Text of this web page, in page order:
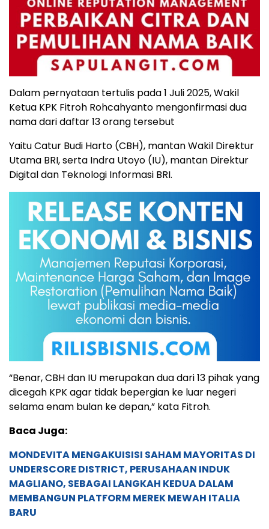
Dalam pernyataan tertulis pada 1 Juli 2025, Wakil
Ketua KPK Fitroh Rohcahyanto mengonfirmasi dua
nama dari daftar 13 orang tersebut
Yaitu Catur Budi Harto (CBH), mantan Wakil Direktur
Utama BRI, serta Indra Utoyo (IU), mantan Direktur
Digital dan Teknologi Informasi BRI.
“Benar, CBH dan IU merupakan dua dari 13 pihak yang
dicegah KPK agar tidak bepergian ke luar negeri
selama enam bulan ke depan,” kata Fitroh.
Baca Juga:
MONDEVITA MENGAKUISISI SAHAM MAYORITAS DI
UNDERSCORE DISTRICT, PERUSAHAAN INDUK
MAGLIANO, SEBAGAI LANGKAH KEDUA DALAM
MEMBANGUN PLATFORM MEREK MEWAH ITALIA
BARU